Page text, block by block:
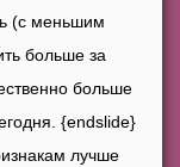
(с меньшим
больше за
больше
{endslide}
лучше